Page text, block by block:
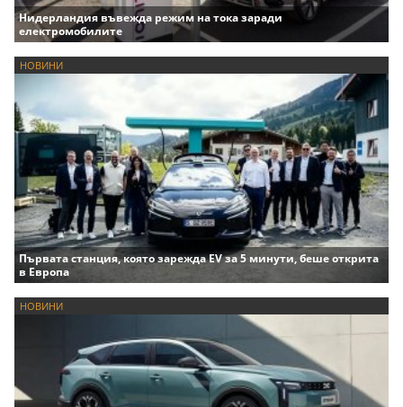
Нидерландия въвежда режим на тока заради
електромобилите
НОВИНИ
Първата станция, която зарежда EV за 5 минути, беше открита
в Европа
НОВИНИ